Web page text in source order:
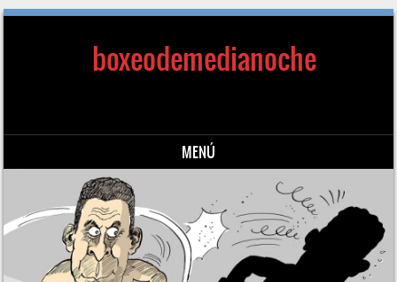
boxeodemedianoche
MENÚ
Saltar al contenido